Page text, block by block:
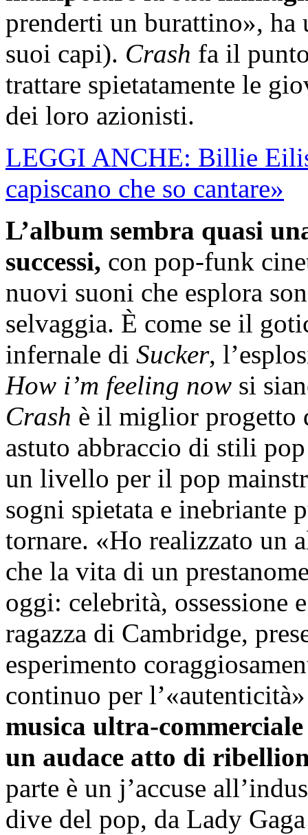
prenderti un burattino»,
suoi capi). Crash fa il
trattare spietatamente le
dei loro azionisti.
LEGGI ANCHE: Billie
capiscano che so cantare»
L’album sembra quasi
successi, con pop-funk
nuovi suoni che esplora
selvaggia. È come se il
infernale di Sucker,
How i’m feeling now si
Crash è il miglior
astuto abbraccio di stili
un livello per il pop
sogni spietata e inebriante
tornare. «Ho realizzato un
che la vita di un
oggi: celebrità, ossessione
ragazza di Cambridge,
esperimento
continuo per
musica ultra-
un audace atto di
parte è un j’accuse
dive del pop, da Lady